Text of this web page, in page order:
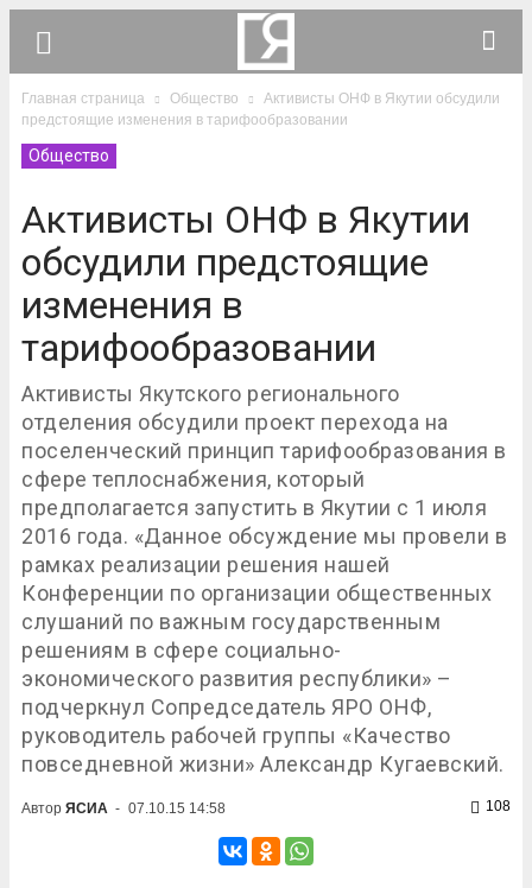
Главная страница Общество
Активисты ОНФ в Якутии обсудили
предстоящие изменения в тарифообразовании
Общество
Активисты ОНФ в Якутии
обсудили предстоящие
изменения в
тарифообразовании
Активисты Якутского регионального
отделения обсудили проект перехода на
поселенческий принцип тарифообразования в
сфере теплоснабжения, который
предполагается запустить в Якутии с 1 июля
2016 года. «Данное обсуждение мы провели в
рамках реализации решения нашей
Конференции по организации общественных
слушаний по важным государственным
решениям в сфере социально-
экономического развития республики» –
подчеркнул Сопредседатель ЯРО ОНФ,
руководитель рабочей группы «Качество
повседневной жизни» Александр Кугаевский.
Автор ЯСИА - 07.10.15 14:58 108